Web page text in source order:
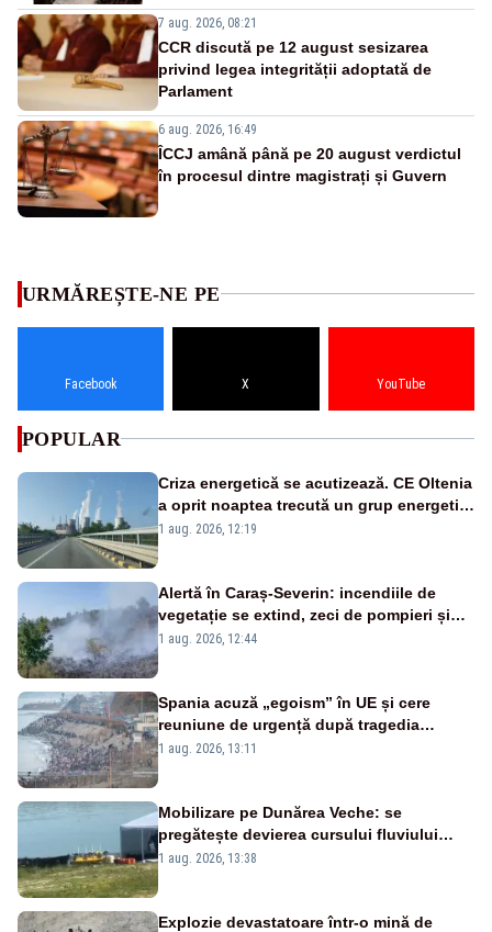
7 aug. 2026, 08:21
CCR discută pe 12 august sesizarea
privind legea integrității adoptată de
Parlament
6 aug. 2026, 16:49
ÎCCJ amână până pe 20 august verdictul
în procesul dintre magistrați și Guvern
URMĂREȘTE-NE PE
Facebook X YouTube
POPULAR
Criza energetică se acutizează. CE Oltenia
a oprit noaptea trecută un grup energetic
de la Rovinari
1 aug. 2026, 12:19
Alertă în Caraș-Severin: incendiile de
vegetație se extind, zeci de pompieri și
silvicultori se luptă cu flăcările - VIDEO
1 aug. 2026, 12:44
Spania acuză „egoism” în UE și cere
reuniune de urgență după tragedia
migranților din Ceuta. Zeci de oameni au
1 aug. 2026, 13:11
Mobilizare pe Dunărea Veche: se
pregătește devierea cursului fluviului
către Cernavodă – VIDEO
1 aug. 2026, 13:38
Explozie devastatoare într-o mină de